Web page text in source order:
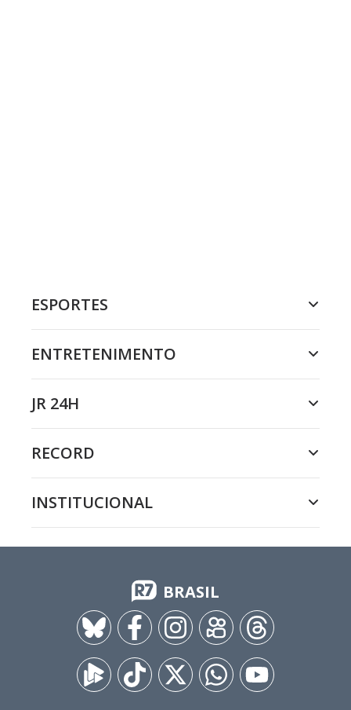
ESPORTES
ENTRETENIMENTO
JR 24H
RECORD
INSTITUCIONAL
BRASIL